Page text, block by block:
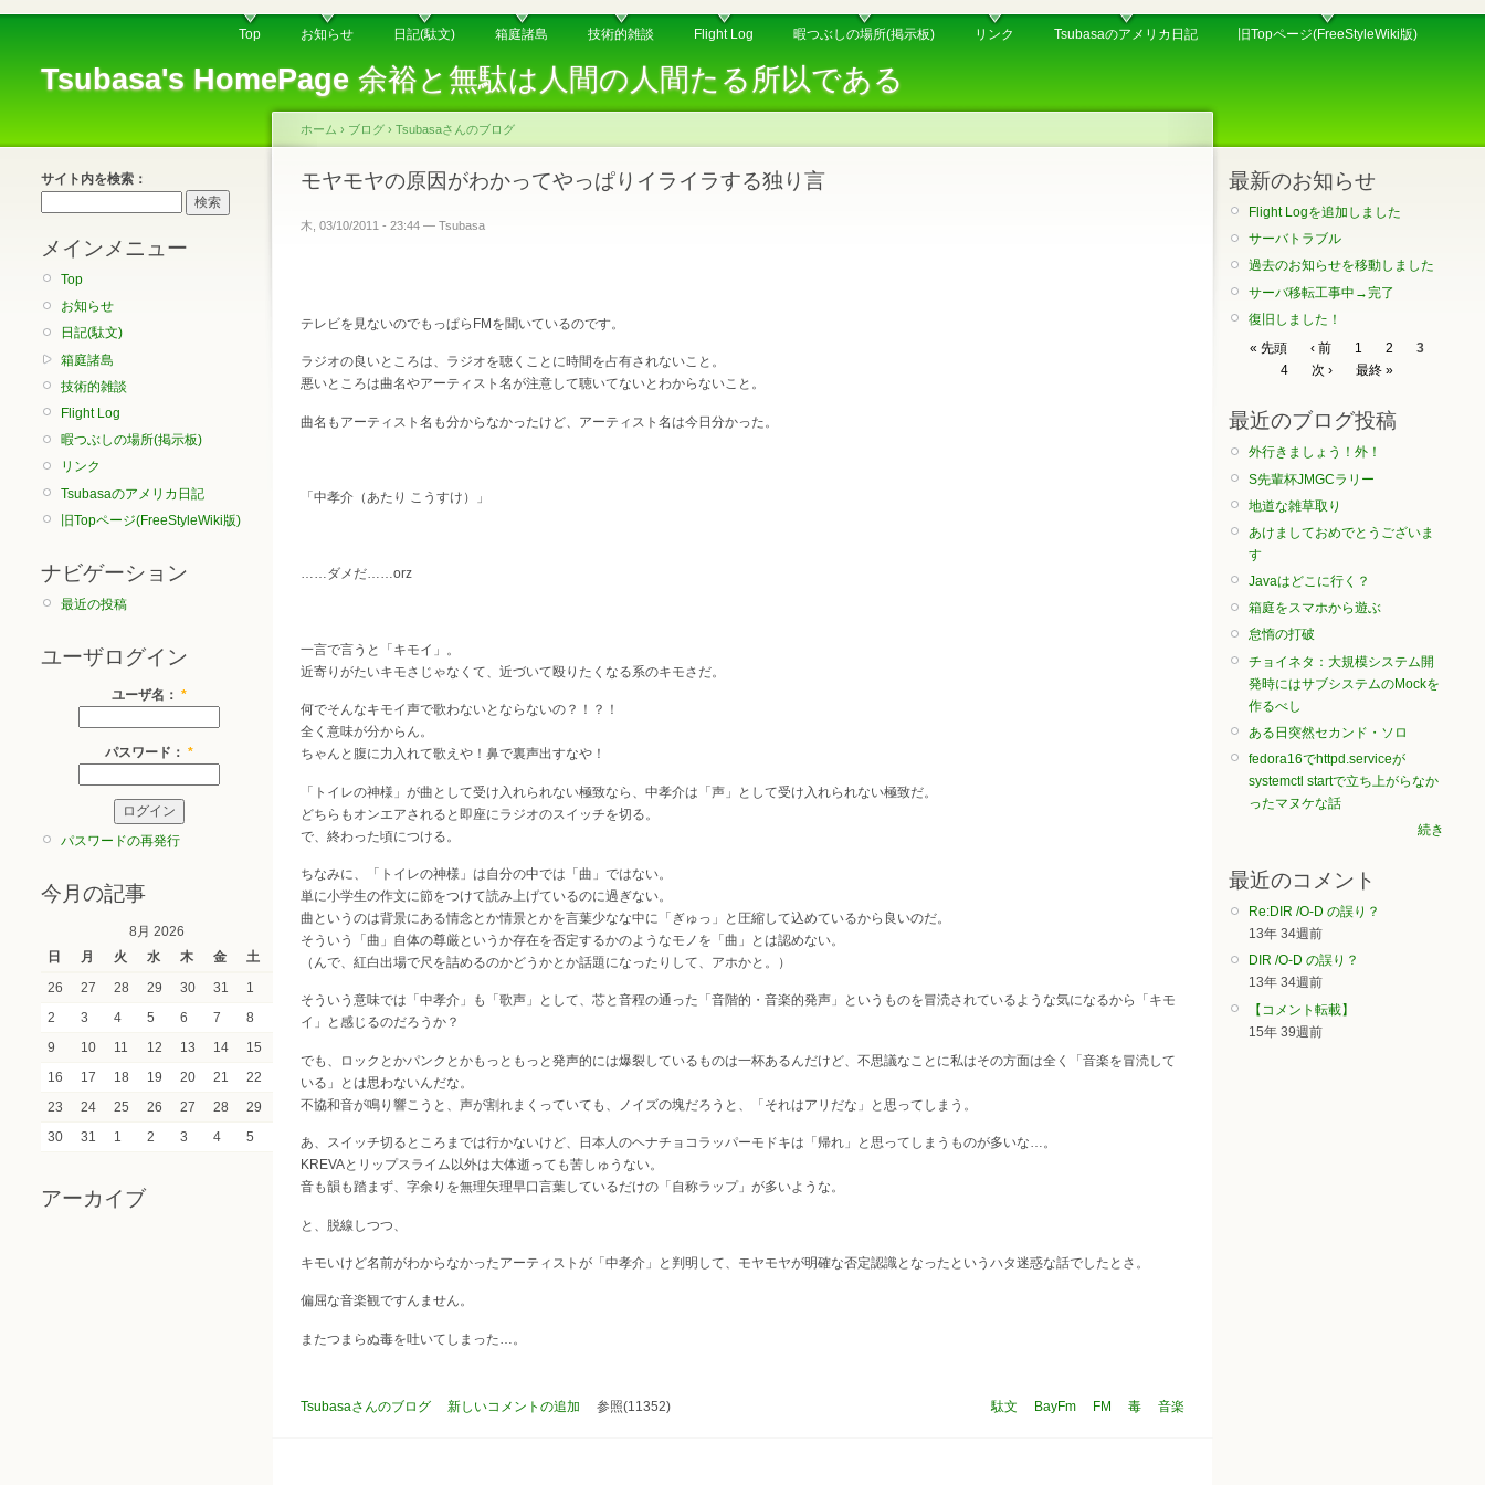
Tsubasa's HomePage余裕と無駄は人間の人間たる所以である
Top お知らせ 日記(駄文) 箱庭諸島 技術的雑談 Flight Log 暇つぶしの場所(掲示板) リンク Tsubasaのアメリカ日記 旧Topページ(FreeStyleWiki版)
サイト内を検索：
メインメニュー
Top
お知らせ
日記(駄文)
箱庭諸島
技術的雑談
Flight Log
暇つぶしの場所(掲示板)
リンク
Tsubasaのアメリカ日記
旧Topページ(FreeStyleWiki版)
ナビゲーション
最近の投稿
ユーザログイン
ユーザ名： *
パスワード： *
パスワードの再発行
今月の記事
8月 2026
日
月 火 水 木 金
土
26
27 28 29 30 31
1
2
3 4 5 6 7
8
9
10 11 12 13 14
15
16
17 18 19 20 21
22
23
24 25 26 27 28
29
30
31 1 2 3 4 5
アーカイブ
ホーム › ブログ › Tsubasaさんのブログ
モヤモヤの原因がわかってやっぱりイライラする独り言
木, 03/10/2011 - 23:44 — Tsubasa
テレビを見ないのでもっぱらFMを聞いているのです。
ラジオの良いところは、ラジオを聴くことに時間を占有されないこと。
悪いところは曲名やアーティスト名が注意して聴いてないとわからないこと。
曲名もアーティスト名も分からなかったけど、アーティスト名は今日分かった。
「中孝介（あたり こうすけ）」
……ダメだ……orz
一言で言うと「キモイ」。
近寄りがたいキモさじゃなくて、近づいて殴りたくなる系のキモさだ。
何でそんなキモイ声で歌わないとならないの？！？！
全く意味が分からん。
ちゃんと腹に力入れて歌えや！鼻で裏声出すなや！
「トイレの神様」が曲として受け入れられない極致なら、中孝介は「声」として受け入れられない極致だ。
どちらもオンエアされると即座にラジオのスイッチを切る。
で、終わった頃につける。
ちなみに、「トイレの神様」は自分の中では「曲」ではない。
単に小学生の作文に節をつけて読み上げているのに過ぎない。
曲というのは背景にある情念とか情景とかを言葉少なな中に「ぎゅっ」と圧縮して込めているから良いのだ。
そういう「曲」自体の尊厳というか存在を否定するかのようなモノを「曲」とは認めない。
（んで、紅白出場で尺を詰めるのかどうかとか話題になったりして、アホかと。）
そういう意味では「中孝介」も「歌声」として、芯と音程の通った「音階的・音楽的発声」というものを冒涜されているような気になるから「キモ
イ」と感じるのだろうか？
でも、ロックとかパンクとかもっともっと発声的には爆裂しているものは一杯あるんだけど、不思議なことに私はその方面は全く「音楽を冒涜して
いる」とは思わないんだな。
不協和音が鳴り響こうと、声が割れまくっていても、ノイズの塊だろうと、「それはアリだな」と思ってしまう。
あ、スイッチ切るところまでは行かないけど、日本人のヘナチョコラッパーモドキは「帰れ」と思ってしまうものが多いな…。
KREVAとリップスライム以外は大体逝っても苦しゅうない。
音も韻も踏まず、字余りを無理矢理早口言葉しているだけの「自称ラップ」が多いような。
と、脱線しつつ、
キモいけど名前がわからなかったアーティストが「中孝介」と判明して、モヤモヤが明確な否定認識となったというハタ迷惑な話でしたとさ。
偏屈な音楽観ですんません。
またつまらぬ毒を吐いてしまった…。
駄文 BayFm FM 毒 音楽
Tsubasaさんのブログ 新しいコメントの追加 参照(11352)
最新のお知らせ
Flight Logを追加しました
サーバトラブル
過去のお知らせを移動しました
サーバ移転工事中→完了
復旧しました！
« 先頭
‹ 前 1 2
3
4
次 › 最終 »
最近のブログ投稿
外行きましょう！外！
S先輩杯JMGCラリー
地道な雑草取り
あけましておめでとうございま
す
Javaはどこに行く？
箱庭をスマホから遊ぶ
怠惰の打破
チョイネタ：大規模システム開
発時にはサブシステムのMockを
作るべし
ある日突然セカンド・ソロ
fedora16でhttpd.serviceが
systemctl startで立ち上がらなか
ったマヌケな話
続き
最近のコメント
Re:DIR /O-D の誤り？
13年 34週前
DIR /O-D の誤り？
13年 34週前
【コメント転載】
15年 39週前